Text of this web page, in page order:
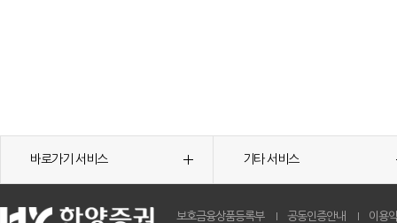
바로가기 서비스 기타 서비스
보호금융상품등록부 공동인증안내 이용